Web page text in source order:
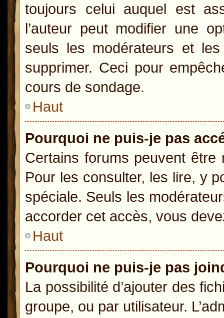
toujours celui auquel est
l’auteur peut modifier une
seuls les modérateurs et
supprimer. Ceci pour
cours de sondage.
Haut
Pourquoi ne puis-je pas
Certains forums peuvent
Pour les consulter, les lire, y
spéciale. Seuls les
accorder cet accès, vous
Haut
Pourquoi ne puis-je pas
La possibilité d’ajouter des
groupe, ou par utilisateur.